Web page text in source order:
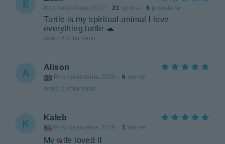
E Rok dołączenia 2017 · 23 opinie · 6 przesłane
Turtle is my spiritual animal l love
everything turtle 🐢
około 6 roku temu
A
Alison
Rok dołączenia 2020 · 6 opinie
około 6 roku temu
K
Kaleb
Rok dołączenia 2019 · 1 opinie
My wife loved it